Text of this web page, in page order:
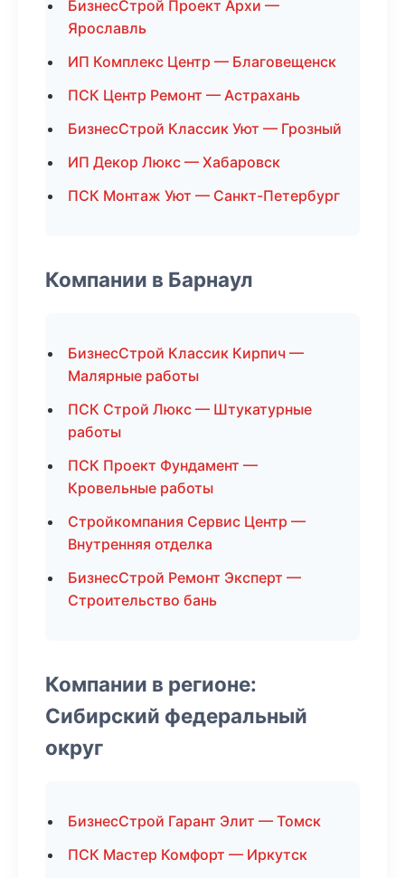
БизнесСтрой Проект Архи —
Ярославль
ИП Комплекс Центр — Благовещенск
ПСК Центр Ремонт — Астрахань
БизнесСтрой Классик Уют — Грозный
ИП Декор Люкс — Хабаровск
ПСК Монтаж Уют — Санкт-Петербург
Компании в Барнаул
БизнесСтрой Классик Кирпич —
Малярные работы
ПСК Строй Люкс — Штукатурные
работы
ПСК Проект Фундамент —
Кровельные работы
Стройкомпания Сервис Центр —
Внутренняя отделка
БизнесСтрой Ремонт Эксперт —
Строительство бань
Компании в регионе:
Сибирский федеральный
округ
БизнесСтрой Гарант Элит — Томск
ПСК Мастер Комфорт — Иркутск